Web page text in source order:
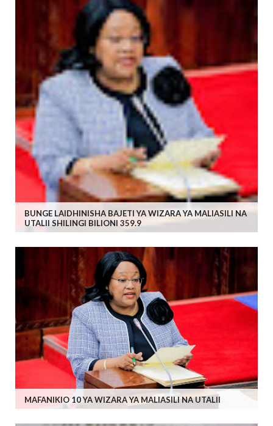
BUNGE LAIDHINISHA BAJETI YA WIZARA YA MALIASILI NA
UTALII SHILINGI BILIONI 359.9
MAFANIKIO 10 YA WIZARA YA MALIASILI NA UTALII